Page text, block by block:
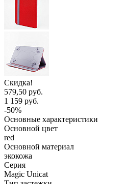
Скидка!
579,50 руб.
1 159 руб.
-50%
Основные характеристики
Основной цвет
red
Основной материал
экокожа
Серия
Magic Unicat